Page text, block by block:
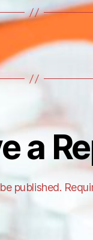
a
published.